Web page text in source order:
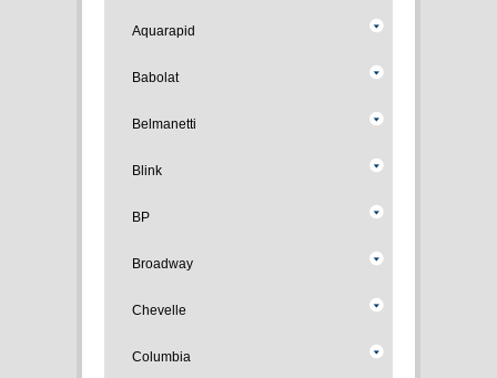
Aquarapid
Babolat
Belmanetti
Blink
BP
Broadway
Chevelle
Columbia